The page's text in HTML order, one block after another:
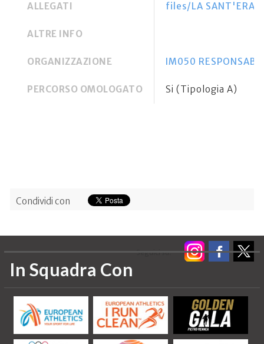
ALLEGATI files/LA
ALTRE INFO
ORGANIZZAZIONE IM050
PERCORSO OMOLOGATO Si (Tipologia A)
Condividi con
Seguici su:
In Squadra Con